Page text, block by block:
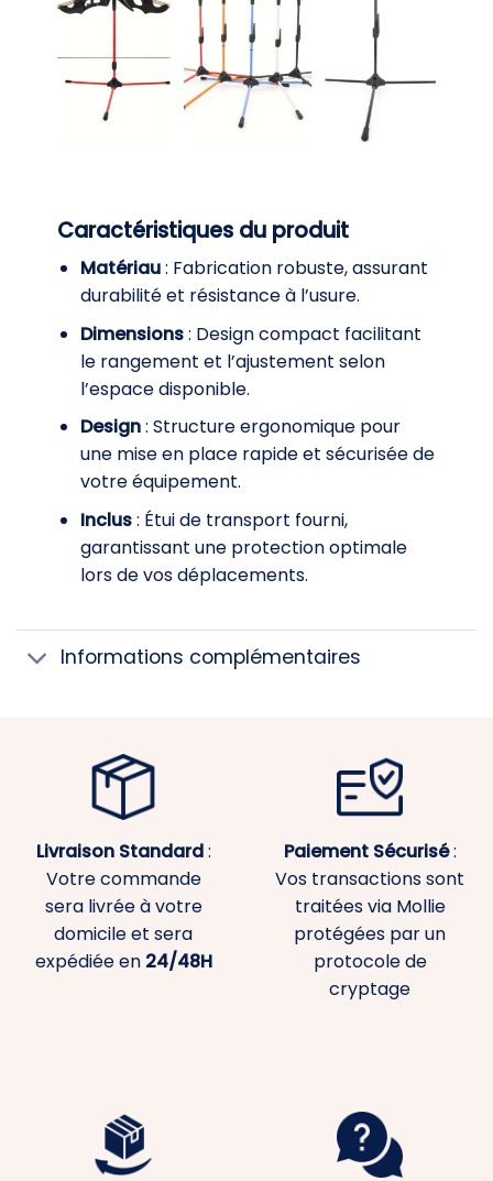
Caractéristiques du produit
Matériau: Fabrication robuste, assurant
durabilité et résistance à l’usure.
Dimensions: Design compact facilitant
le rangement et l’ajustement selon
l’espace disponible.
Design: Structure ergonomique pour
une mise en place rapide et sécurisée de
votre équipement.
Inclus: Étui de transport fourni,
garantissant une protection optimale
lors de vos déplacements.
Informations complémentaires
Livraison Standard:
Votre commande
sera livrée à votre
domicile et sera
expédiée en 24/48H
Paiement Sécurisé:
Vos transactions sont
traitées via Mollie
protégées par un
protocole de
cryptage